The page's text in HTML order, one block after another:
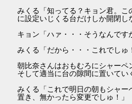
みくる「知ってる？キョン君。こ
に設定いじくる台だけしか開閉し
キョン「ハァ・・・そうなんです
みくる「だから・・・これでしゅ
朝比奈さんはおもむろにシャーペ
そして適当に台の隙間に置いてい
みくる「これで明日の朝もシャー
置き、無かったら変更でしゅ！」